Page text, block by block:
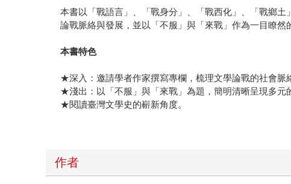
本書以「戰語言」、「戰身分」、「戰西化」、「戰鄉
論戰脈絡與發展，並以「不服」與「來戰」作為一目瞭然
本書特色
★深入：邀請學者作家撰寫專欄，梳理文學論戰的社會脈
★淺出：以「不服」與「來戰」為題，簡明清晰呈現多元
★閱讀臺灣文學史的嶄新角度。
作者